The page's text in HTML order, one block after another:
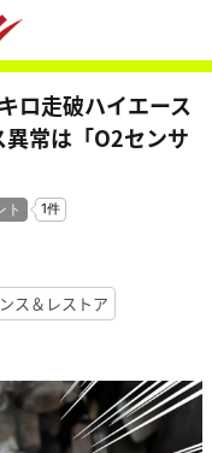
ロ走破ハイエース
常は「O2センサ
ス＆レストア